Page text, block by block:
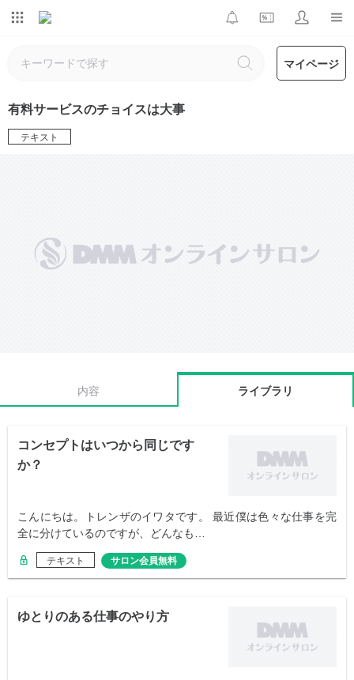
マイページ
有料サービスのチョイスは大事
テキスト
内容 ライブラリ
コンセプトはいつから同じです
か？
こんにちは。トレンザのイワタです。 最近僕は色々な仕事を完
全に分けているのですが、どんなも…
テキスト サロン会員無料
ゆとりのある仕事のやり方